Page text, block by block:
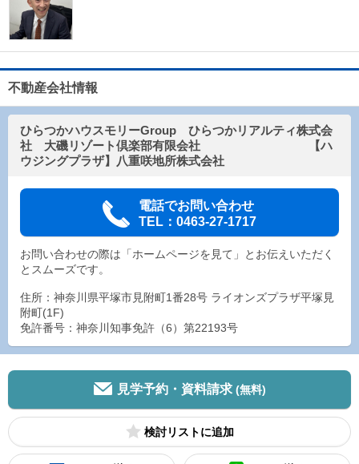
不動産会社情報
ひらつかハウスモリーGroup ひらつかリアルティ株式会
社 大磯リゾート倶楽部有限会社 【ハ
ウジングプラザ】八重咲地所株式会社
電話でお問い合わせ
TEL：0463-27-1717
お問い合わせの際は「ホームページを見て」とお伝えいただく
とスムーズです。
住所：神奈川県平塚市見附町1番28号 ライオンズプラザ平塚見
附町(1F)
免許番号：神奈川知事免許（6）第22193号
見学予約・資料請求 (無料)
検討リスト